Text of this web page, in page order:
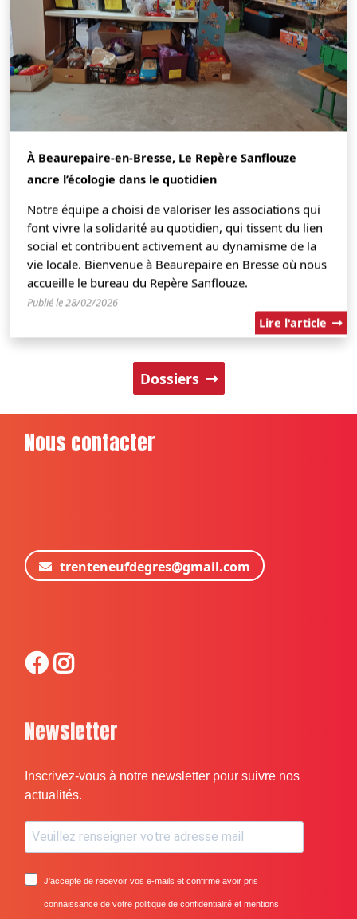
À Beaurepaire-en-Bresse, Le Repère Sanflouze
ancre l’écologie dans le quotidien
Notre équipe a choisi de valoriser les associations qui
font vivre la solidarité au quotidien, qui tissent du lien
social et contribuent activement au dynamisme de la
vie locale. Bienvenue à Beaurepaire en Bresse où nous
accueille le bureau du Repère Sanflouze.
Publié le 28/02/2026
Lire l'article
Dossiers
Nous contacter
trenteneufdegres@gmail.com
Newsletter
Inscrivez-vous à notre newsletter pour suivre nos
actualités.
J'accepte de recevoir vos e-mails et confirme avoir pris
connaissance de votre politique de confidentialité et mentions